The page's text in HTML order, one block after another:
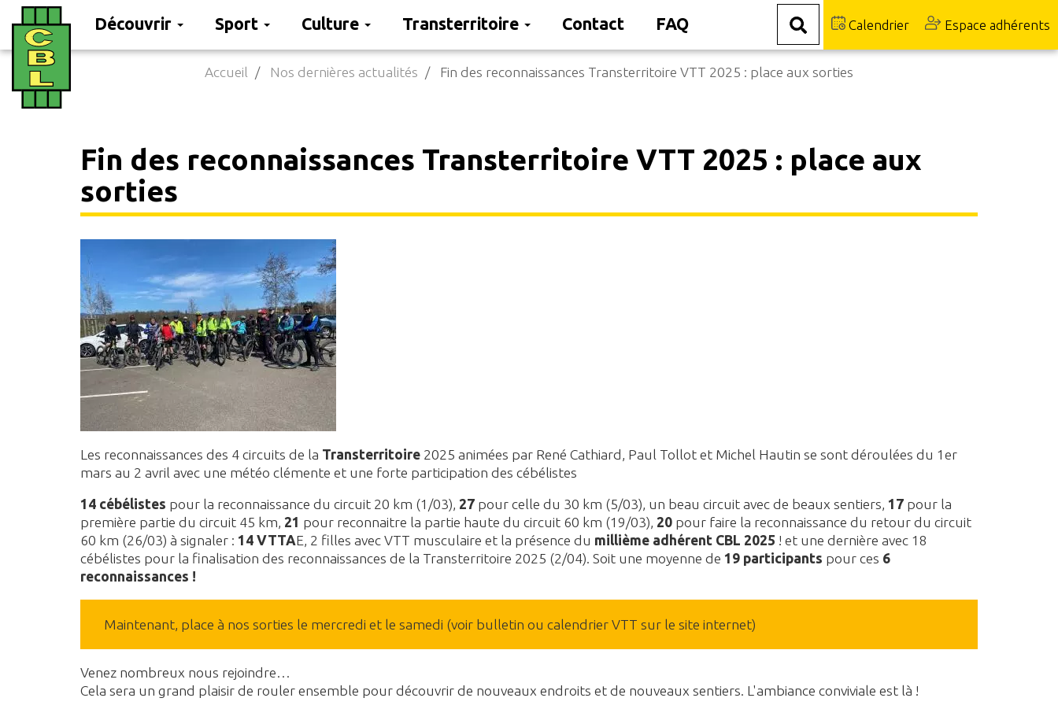
contenu
Découvrir Sport Culture Transterritoire Contact FAQ Calendrier Espace adhérents
Accueil Nos dernières actualités Fin des reconnaissances Transterritoire VTT 2025 : place aux sorties
Fin des reconnaissances Transterritoire VTT 2025 : place aux
sorties
Les reconnaissances des 4 circuits de la Transterritoire 2025 animées par René Cathiard, Paul Tollot et Michel Hautin se sont déroulées du 1er
mars au 2 avril avec une météo clémente et une forte participation des cébélistes
14 cébélistes pour la reconnaissance du circuit 20 km (1/03), 27 pour celle du 30 km (5/03), un beau circuit avec de beaux sentiers, 17 pour la
première partie du circuit 45 km, 21 pour reconnaitre la partie haute du circuit 60 km (19/03), 20 pour faire la reconnaissance du retour du circuit
60 km (26/03) à signaler : 14 VTTAE, 2 filles avec VTT musculaire et la présence du millième adhérent CBL 2025 ! et une dernière avec 18
cébélistes pour la finalisation des reconnaissances de la Transterritoire 2025 (2/04). Soit une moyenne de 19 participants pour ces 6
reconnaissances !
Maintenant, place à nos sorties le mercredi et le samedi (voir bulletin ou calendrier VTT sur le site internet)
Venez nombreux nous rejoindre…
Cela sera un grand plaisir de rouler ensemble pour découvrir de nouveaux endroits et de nouveaux sentiers. L'ambiance conviviale est là !